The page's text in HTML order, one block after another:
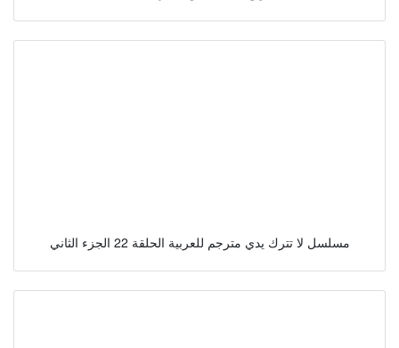
مسلسل لا تترك يدي مترجم للعربية الحلقة 22 الجزء الثاني